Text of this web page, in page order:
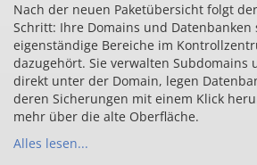
Nach der neuen Paketübersicht folgt
Schritt: Ihre Domains und Datenbanken
eigenständige Bereiche im
dazugehört. Sie verwalten Subdomains
direkt unter der Domain, legen
deren Sicherungen mit einem Klick
mehr über die alte Oberfläche.
Alles lesen...